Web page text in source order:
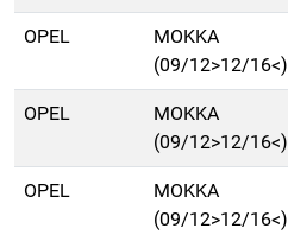
OPEL
MOKKA
(09/12>12/16<)
OPEL
MOKKA
(09/12>12/16<)
OPEL
MOKKA
(09/12>12/16<)